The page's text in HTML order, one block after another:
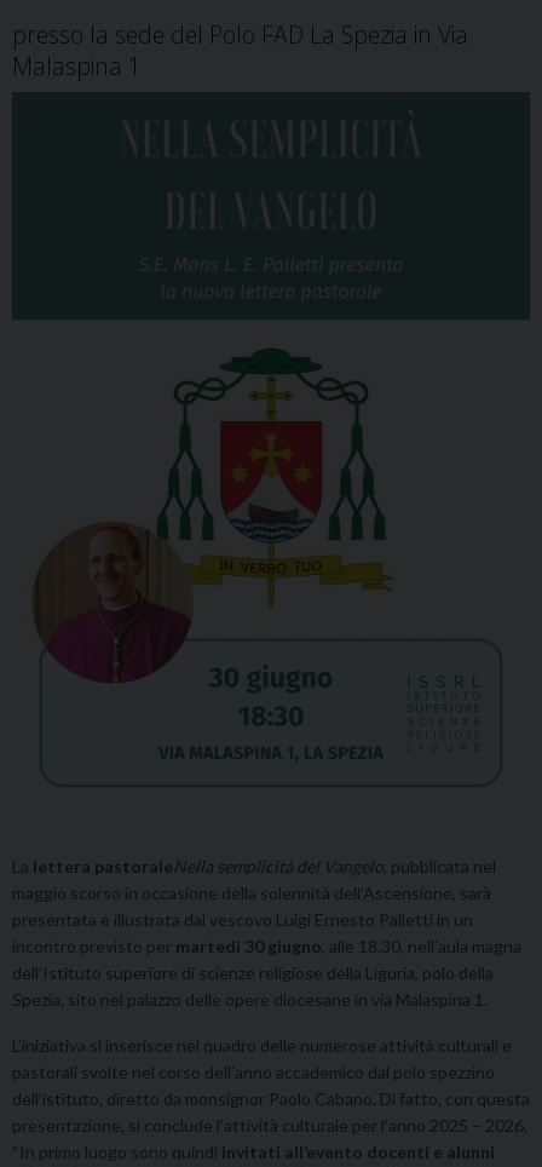
presso la sede del Polo FAD La Spezia in Via
Malaspina 1
La lettera pastoraleNella semplicità del Vangelo , pubblicata nel
maggio scorso in occasione della solennità dell’Ascensione, sarà
presentata e illustrata dal vescovo Luigi Ernesto Palletti in un
incontro previsto per martedì 30 giugno , alle 18.30, nell’aula magna
dell’Istituto superiore di scienze religiose della Liguria, polo della
Spezia, sito nel palazzo delle opere diocesane in via Malaspina 1.
L’iniziativa si inserisce nel quadro delle numerose attività culturali e
pastorali svolte nel corso dell’anno accademico dal polo spezzino
dell’istituto, diretto da monsignor Paolo Cabano. Di fatto, con questa
presentazione, si conclude l’attività culturale per l’anno 2025 – 2026.
“In primo luogo sono quindi invitati all’evento docenti e alunni